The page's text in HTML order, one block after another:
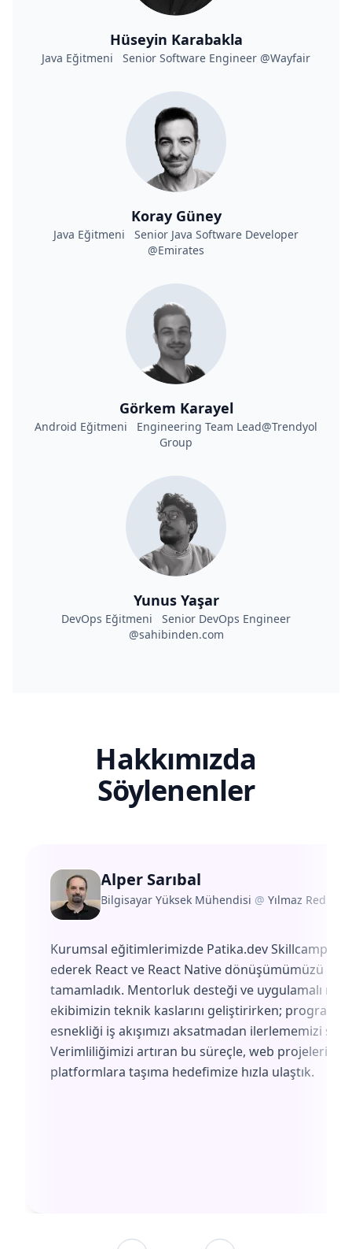
Hüseyin Karabakla
Java Eğitmeni Senior Software Engineer @Wayfair
Koray Güney
Java Eğitmeni Senior Java Software Developer
@Emirates
Görkem Karayel
Android Eğitmeni Engineering Team Lead@Trendyol
Group
Yunus Yaşar
DevOps Eğitmeni Senior DevOps Engineer
@sahibinden.com
Hakkımızda
Söylenenler
Alper Sarıbal
Bilgisayar Yüksek Mühendisi @ Yılmaz
Kurumsal eğitimlerimizde Patika.dev Skillcamp'i
ederek React ve React Native dönüşümümüzü
tamamladık. Mentorluk desteği ve uygulamalı
ekibimizin teknik kaslarını geliştirirken; programın
esnekliği iş akışımızı aksatmadan ilerlememizi
Verimliliğimizi artıran bu süreçle, web
platformlara taşıma hedefimize hızla ulaştık.